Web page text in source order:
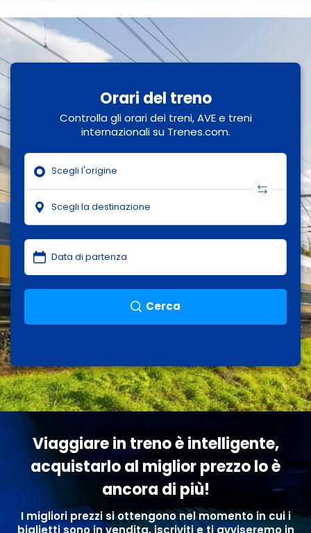
Orari del treno
Controlla gli orari dei treni, AVE e treni
internazionali su Trenes.com.
Cerca
Viaggiare in treno è intelligente,
acquistarlo al miglior prezzo lo è
ancora di più!
I migliori prezzi si ottengono nel momento in cui i
biglietti sono in vendita, iscriviti e ti avviseremo in